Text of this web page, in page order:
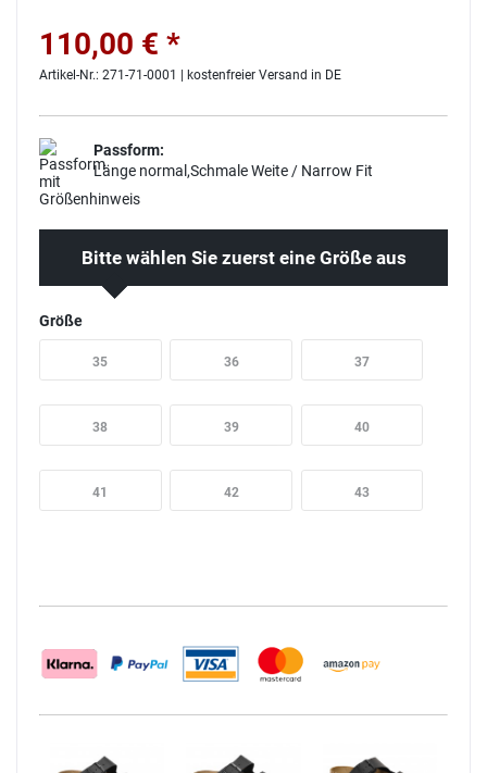
110,00 € *
Artikel-Nr.: 271-71-0001 | kostenfreier Versand in DE
Passform:
Länge normal,Schmale Weite / Narrow Fit
Bitte wählen Sie zuerst eine Größe aus
Größe
35 36 37
38 39 40
41 42 43